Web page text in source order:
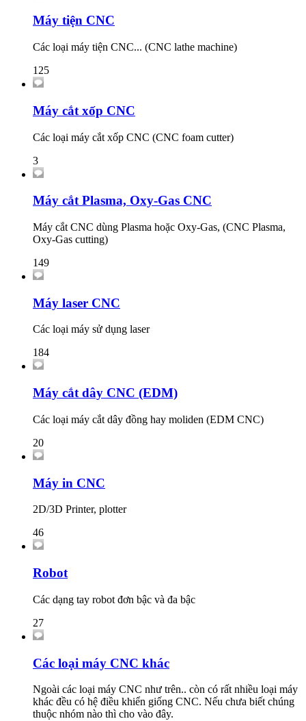
Máy tiện CNC
Các loại máy tiện CNC... (CNC lathe machine)
125
Máy cắt xốp CNC
Các loại máy cắt xốp CNC (CNC foam cutter)
3
Máy cắt Plasma, Oxy-Gas CNC
Máy cắt CNC dùng Plasma hoặc Oxy-Gas, (CNC Plasma,
Oxy-Gas cutting)
149
Máy laser CNC
Các loại máy sử dụng laser
184
Máy cắt dây CNC (EDM)
Các loại máy cắt dây đồng hay moliden (EDM CNC)
20
Máy in CNC
2D/3D Printer, plotter
46
Robot
Các dạng tay robot đơn bậc và đa bậc
27
Các loại máy CNC khác
Ngoài các loại máy CNC như trên.. còn có rất nhiều loại máy
khác đều có hệ điều khiển giống CNC. Nếu chưa biết chúng
thuộc nhóm nào thì cho vào đây.